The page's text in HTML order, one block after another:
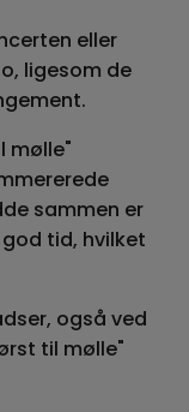
eller
ligesom de
mølle"
sammen er
tid, hvilket
også ved
til mølle"